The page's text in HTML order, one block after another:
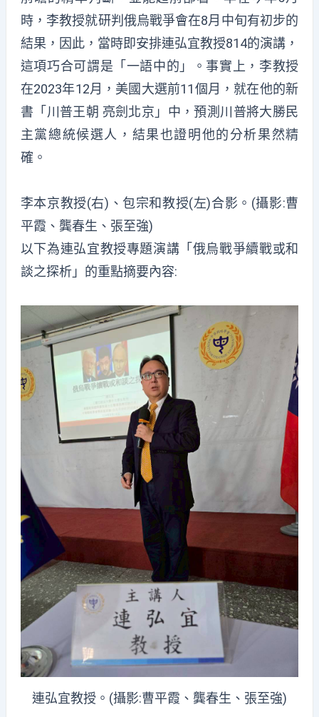
時，李教授就研判俄烏戰爭會在8月中旬有初步的
結果，因此，當時即安排連弘宜教授814的演講，
這項巧合可謂是「一語中的」。事實上，李教授
在2023年12月，美國大選前11個月，就在他的新
書「川普王朝 亮劍北京」中，預測川普將大勝民
主黨總統候選人，結果也證明他的分析果然精
確。
李本京教授(右)、包宗和教授(左)合影。(攝影:曹
平霞、龔春生、張至強)
以下為連弘宜教授專題演講「俄烏戰爭續戰或和
談之探析」的重點摘要內容:
連弘宜教授。(攝影:曹平霞、龔春生、張至強)